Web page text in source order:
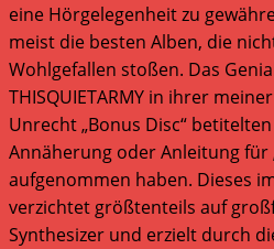
eine Hörgelegenheit zu
meist die besten Alben, die
Wohlgefallen stoßen. Das
THISQUIETARMY in ihrer
Unrecht „Bonus Disc“
Annäherung oder Anleitung für
aufgenommen haben. Dieses
verzichtet größtenteils auf
Synthesizer und erzielt durch